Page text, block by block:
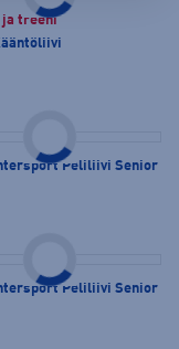
ja treeni
Peliliivi Senior
Peliliivi Senior